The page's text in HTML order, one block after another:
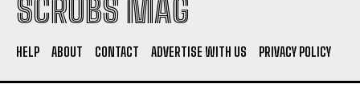
SCRUBS MAG
HELP ABOUT CONTACT ADVERTISE WITH US PRIVACY POLICY